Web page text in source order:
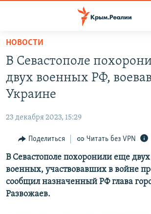
Вернуться
основному
содержанию
Вернутся
главной
навигации
Вернутся
поиску
11 ЛЕТ ОККУПАЦИИ КРЫМА. 11 ИСТОРИЙ
ВОДА
ЕЩЕ
ИНТЕРАКТИВ
ИНФОГРАФИКА
ТЕЛЕПРОЕКТ КРЫМ.РЕАЛИИ
СОВЕТЫ ПРАВОЗАЩИТНИКОВ
РАДІО СВОБОДА
КАК ОБОЙТИ БЛОКИРОВКУ
Українською
НОВОСТИ
В Севастополе
двух военных РФ,
Украине
23 декабря 2023, 15:29
Поделиться Читать без VPN
В Севастополе похоронили еще
военных, участвовавших в войне
сообщил назначенный РФ глава
Развожаев.